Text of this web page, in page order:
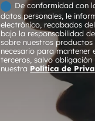
De conformidad con
datos personales, le
electrónico, recabados
bajo la responsabilidad
sobre nuestros
necesario para
terceros, salvo
nuestra Política de